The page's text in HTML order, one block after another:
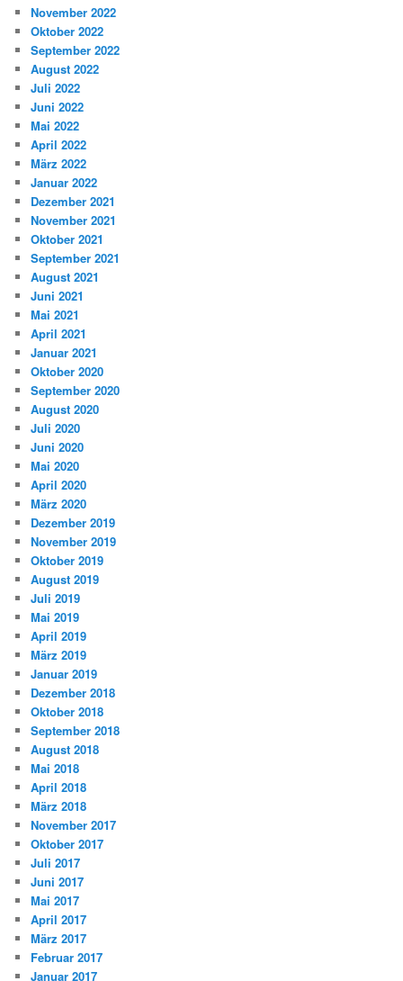
November 2022
Oktober 2022
September 2022
August 2022
Juli 2022
Juni 2022
Mai 2022
April 2022
März 2022
Januar 2022
Dezember 2021
November 2021
Oktober 2021
September 2021
August 2021
Juni 2021
Mai 2021
April 2021
Januar 2021
Oktober 2020
September 2020
August 2020
Juli 2020
Juni 2020
Mai 2020
April 2020
März 2020
Dezember 2019
November 2019
Oktober 2019
August 2019
Juli 2019
Mai 2019
April 2019
März 2019
Januar 2019
Dezember 2018
Oktober 2018
September 2018
August 2018
Mai 2018
April 2018
März 2018
November 2017
Oktober 2017
Juli 2017
Juni 2017
Mai 2017
April 2017
März 2017
Februar 2017
Januar 2017